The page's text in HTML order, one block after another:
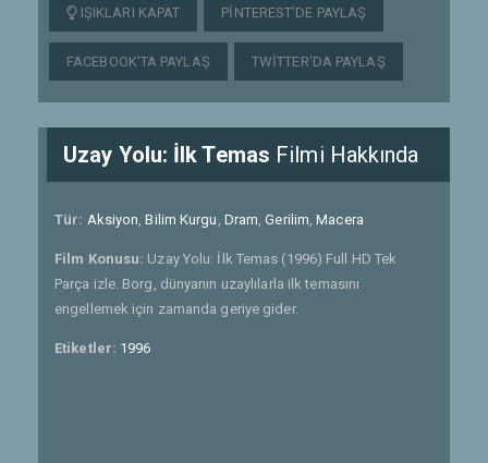
IŞIKLARI KAPAT PINTEREST'DE PAYLAŞ
FACEBOOK'TA PAYLAŞ TWITTER'DA PAYLAŞ
Uzay Yolu: İlk Temas Filmi Hakkında
Tür: Aksiyon,Bilim Kurgu , Dram,Gerilim,Macera
Film Konusu: Uzay Yolu: İlk Temas (1996) Full HD Tek
Parça izle. Borg, dünyanın uzaylılarla ilk temasını
engellemek için zamanda geriye gider.
Etiketler: 1996